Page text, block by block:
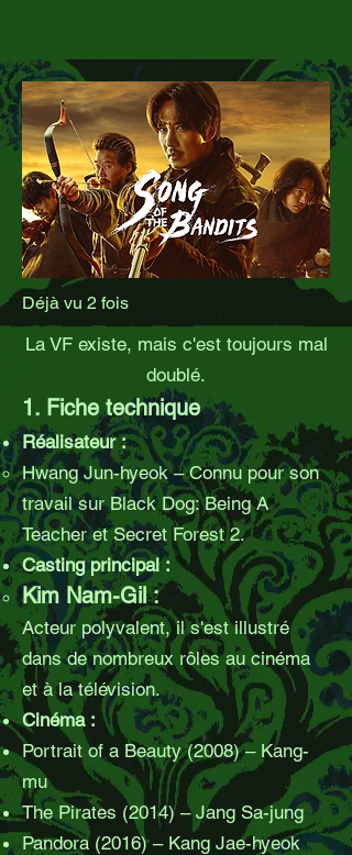
Déjà vu 2 fois
La VF existe, mais c'est toujours mal
doublé.
1. Fiche technique
Réalisateur :
Hwang Jun-hyeok – Connu pour son
travail sur Black Dog: Being A
Teacher et Secret Forest 2.
Casting principal :
Kim Nam-Gil :
Acteur polyvalent, il s'est illustré
dans de nombreux rôles au cinéma
et à la télévision.
Cinéma :
Portrait of a Beauty (2008) – Kang-
mu
The Pirates (2014) – Jang Sa-jung
Pandora (2016) – Kang Jae-hyeok